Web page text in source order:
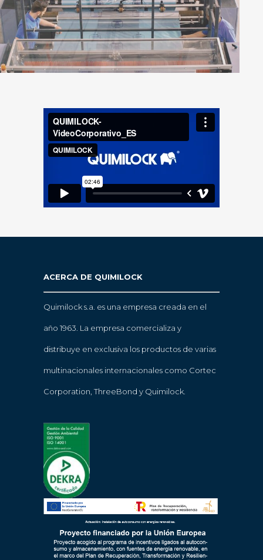
ACERCA DE QUIMILOCK
Quimilock s.a. es una empresa creada en el
año 1963. La empresa comercializa y
distribuye en exclusiva los productos de varias
multinacionales internacionales como Cortec
Corporation, ThreeBond y Quimilock.